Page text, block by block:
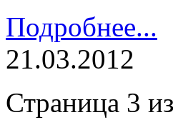
Подробнее...
21.03.2012
Страница 3